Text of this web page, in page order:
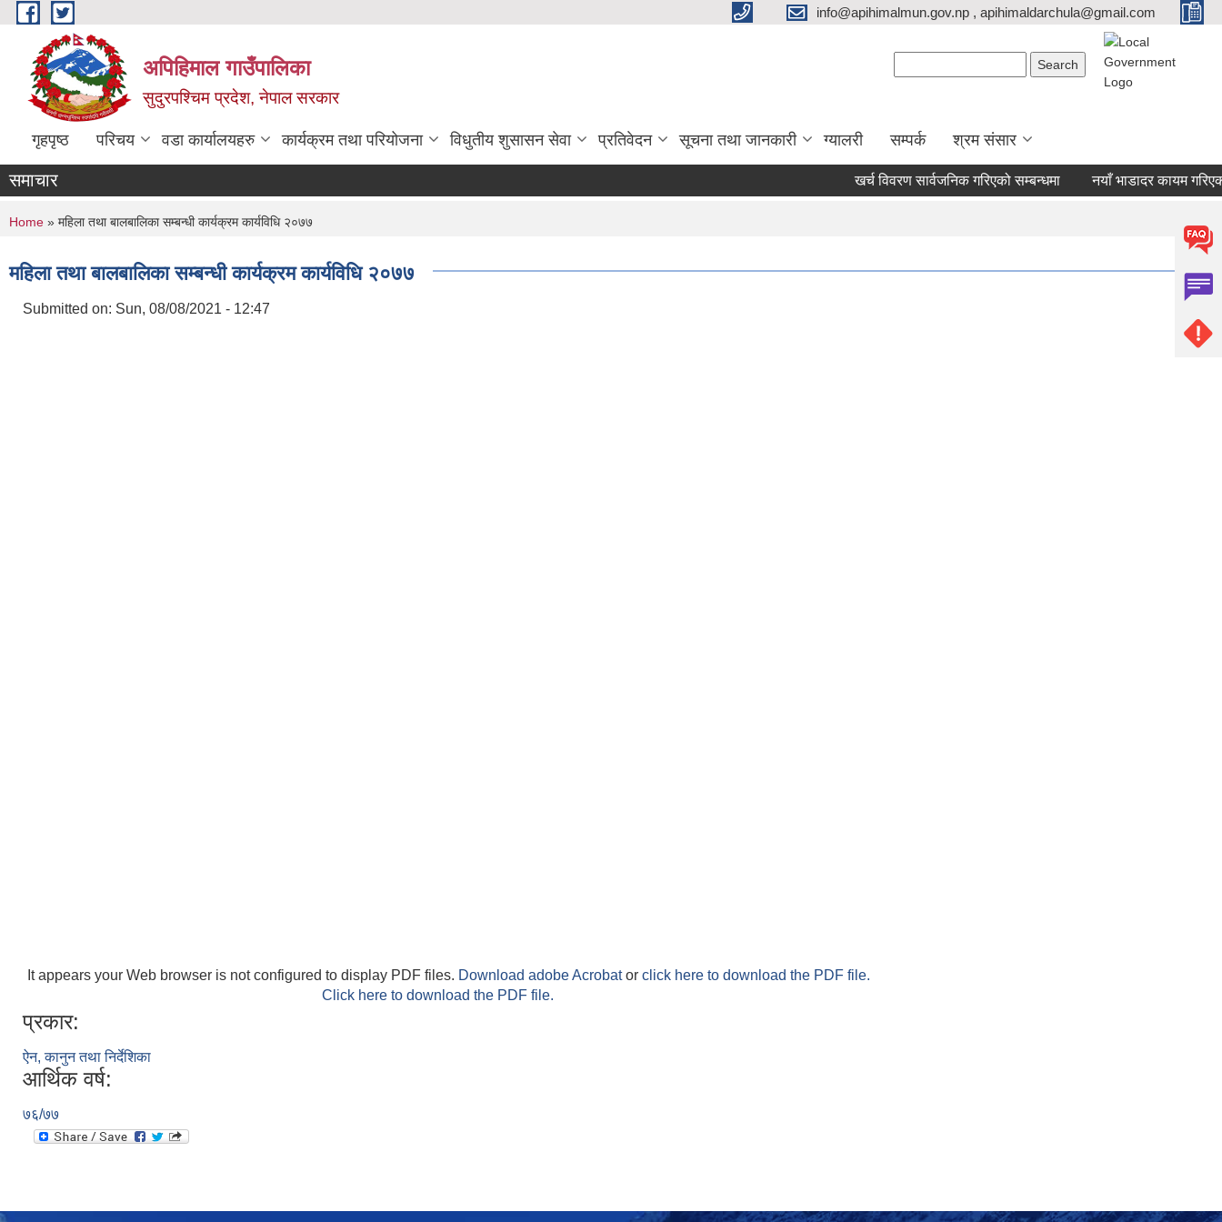
Skip to main content info@apihimalmun.gov.np , apihimaldarchula@gmail.com
अपिहिमाल गाउँपालिका
सुदुरपश्चिम प्रदेश, नेपाल सरकार
गृहपृष्ठ परिचय वडा कार्यालयहरु कार्यक्रम तथा परियोजना विधुतीय शुसासन सेवा प्रतिवेदन सूचना तथा जानकारी ग्यालरी सम्पर्क श्रम संसार
समाचार खर्च विवरण सार्वजनिक गरिएको सम्बन्धमा नयाँ भाडादर कायम गरिएको
You are here
Home » महिला तथा बालबालिका सम्बन्धी कार्यक्रम कार्यविधि २०७७
महिला तथा बालबालिका सम्बन्धी कार्यक्रम कार्यविधि २०७७
Submitted on: Sun, 08/08/2021 - 12:47
It appears your Web browser is not configured to display PDF files. Download adobe Acrobator click here to download the PDF file.
Click here to download the PDF file.
प्रकार:
ऐन, कानुन तथा निर्देशिका
आर्थिक वर्ष:
७६/७७